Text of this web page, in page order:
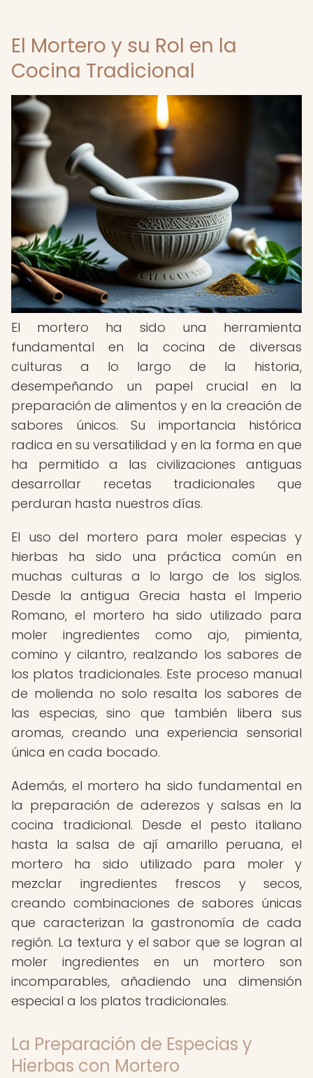
El Mortero y su Rol en la
Cocina Tradicional
El mortero ha sido una herramienta
fundamental en la cocina de diversas
culturas a lo largo de la historia,
desempeñando un papel crucial en la
preparación de alimentos y en la creación de
sabores únicos. Su importancia histórica
radica en su versatilidad y en la forma en que
ha permitido a las civilizaciones antiguas
desarrollar recetas tradicionales que
perduran hasta nuestros días.
El uso del mortero para moler especias y
hierbas ha sido una práctica común en
muchas culturas a lo largo de los siglos.
Desde la antigua Grecia hasta el Imperio
Romano, el mortero ha sido utilizado para
moler ingredientes como ajo, pimienta,
comino y cilantro, realzando los sabores de
los platos tradicionales. Este proceso manual
de molienda no solo resalta los sabores de
las especias, sino que también libera sus
aromas, creando una experiencia sensorial
única en cada bocado.
Además, el mortero ha sido fundamental en
la preparación de aderezos y salsas en la
cocina tradicional. Desde el pesto italiano
hasta la salsa de ají amarillo peruana, el
mortero ha sido utilizado para moler y
mezclar ingredientes frescos y secos,
creando combinaciones de sabores únicas
que caracterizan la gastronomía de cada
región. La textura y el sabor que se logran al
moler ingredientes en un mortero son
incomparables, añadiendo una dimensión
especial a los platos tradicionales.
La Preparación de Especias y
Hierbas con Mortero